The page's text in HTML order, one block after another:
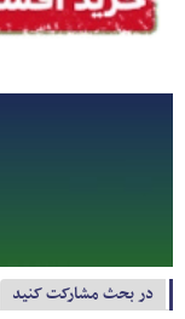
در بحث مشارکت کنید